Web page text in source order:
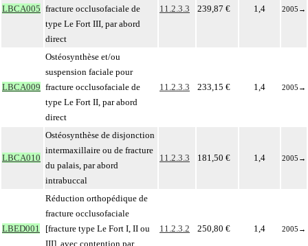
LBCA005 fracture occlusofaciale de
type Le Fort III, par abord
direct
11.2.3.3 239,87 € 1,4 2005 →
LBCA009
Ostéosynthèse et/ou
suspension faciale pour
fracture occlusofaciale de
type Le Fort II, par abord
direct
11.2.3.3 233,15 € 1,4 2005 →
LBCA010
Ostéosynthèse de disjonction
intermaxillaire ou de fracture
du palais, par abord
intrabuccal
11.2.3.3 181,50 € 1,4 2005 →
LBED001
Réduction orthopédique de
fracture occlusofaciale
[fracture type Le Fort I, II ou
III], avec contention par
11.2.3.2 250,80 € 1,4 2005 →